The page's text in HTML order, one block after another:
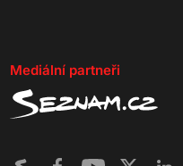
Mediální partneři